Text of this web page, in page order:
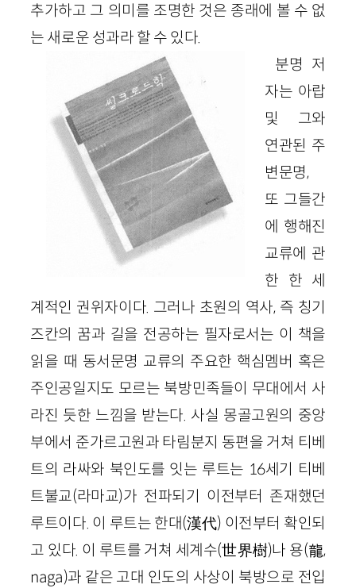
추가하고 그 의미를 조명한 것은 종래에 볼 수 없
는 새로운 성과라 할 수 있다.
분명 저
자는 아랍
및 그와
연관된 주
변문명,
또 그들간
에 행해진
교류에 관
한 한 세
계적인 권위자이다. 그러나 초원의 역사, 즉 칭기
즈칸의 꿈과 길을 전공하는 필자로서는 이 책을
읽을 때 동서문명 교류의 주요한 핵심멤버 혹은
주인공일지도 모르는 북방민족들이 무대에서 사
라진 듯한 느낌을 받는다. 사실 몽골고원의 중앙
부에서 준가르고원과 타림분지 동편을 거쳐 티베
트의 라싸와 북인도를 잇는 루트는 16세기 티베
트불교(라마교)가 전파되기 이전부터 존재했던
루트이다. 이 루트는 한대(漢代) 이전부터 확인되
고 있다. 이 루트를 거쳐 세계수(世界樹)나 용(龍,
naga)과 같은 고대 인도의 사상이 북방으로 전입